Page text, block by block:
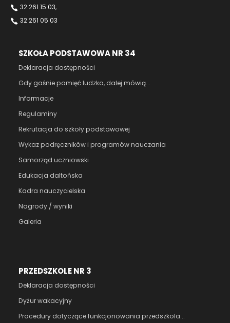
32 261 15 03,
32 261 05 03
SZKOŁA PODSTAWOWA NR 34
Deklaracja dostępności
Gdy gaśnie pamięć ludzka, dalej mówią...
Informacje
Regulaminy
Rekrutacja do szkoły podstawowej
Wykaz podręczników i programów nauczania
Samorząd uczniowski
Edukacja daltońska
Kadra nauczycielska
Nagrody / wyniki
Galeria
PRZEDSZKOLE NR 3
Deklaracja dostępności
Dyżur wakacyjny
Procedury dotyczące funkcjonowania przedszkola...